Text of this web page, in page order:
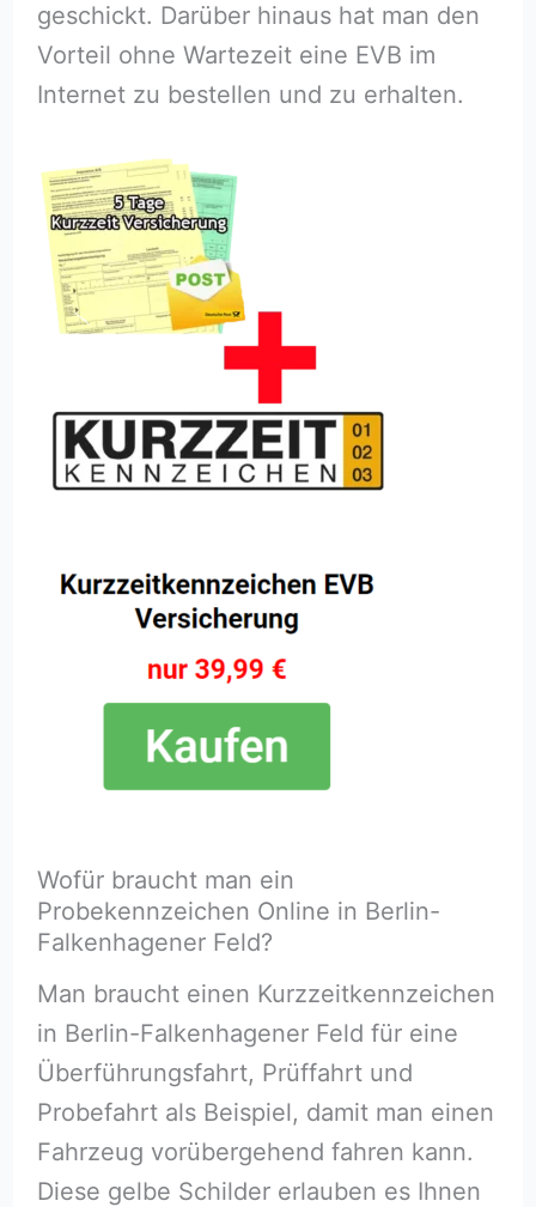
geschickt. Darüber hinaus hat man den
Vorteil ohne Wartezeit eine EVB im
Internet zu bestellen und zu erhalten.
Wofür braucht man ein
Probekennzeichen Online in Berlin-
Falkenhagener Feld?
Man braucht einen Kurzzeitkennzeichen
in Berlin-Falkenhagener Feld für eine
Überführungsfahrt, Prüffahrt und
Probefahrt als Beispiel, damit man einen
Fahrzeug vorübergehend fahren kann.
Diese gelbe Schilder erlauben es Ihnen